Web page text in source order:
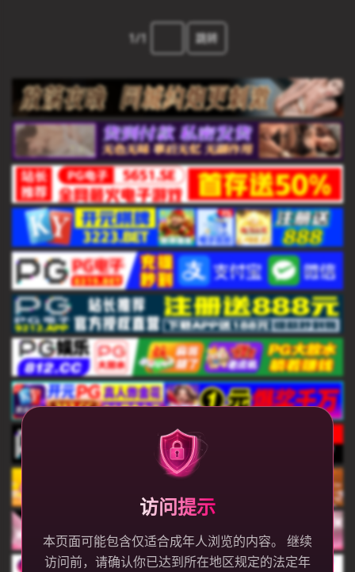
访问提示
本页面可能包含仅适合成年人浏览的内容。 继续
访问前，请确认你已达到所在地区规定的法定年
1/1 跳转